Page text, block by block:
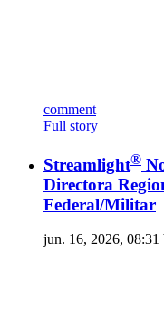
comment
Full story
Streamlight®
Directora
Federal/Militar
jun. 16, 2026, 08:31